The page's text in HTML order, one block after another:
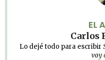
EL
Carlos
Lo dejé todo para escribir
voy